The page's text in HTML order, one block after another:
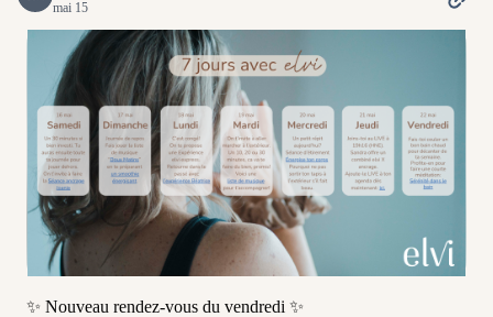
mai 15
✨ Nouveau rendez-vous du vendredi ✨